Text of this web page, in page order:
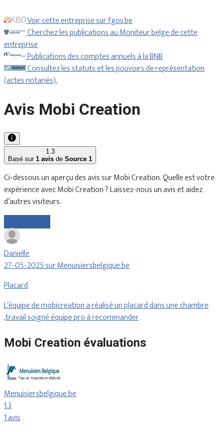
Voir cette entreprise sur fgov.be
Cherchez les publications au Moniteur belge de cette
entreprise
Publications des comptes annuels à la BNB
Consultez les statuts et les pouvoirs de représentation
(actes notariés).
Avis Mobi Creation
1.3
Basé sur 1 avis de Source 1
Ci-dessous un aperçu des avis sur Mobi Creation. Quelle est votre
expérience avec Mobi Creation ? Laissez-nous un avis et aidez
d’autres visiteurs.
Danielle
27-05-2025 sur Menuisiersbelgique.be
Placard
L’équipe de mobicreation a réalisé un placard dans une chambre
,travail soigné équipe pro à recommander
Mobi Creation évaluations
Menuisiersbelgique.be
1.3
1 avis